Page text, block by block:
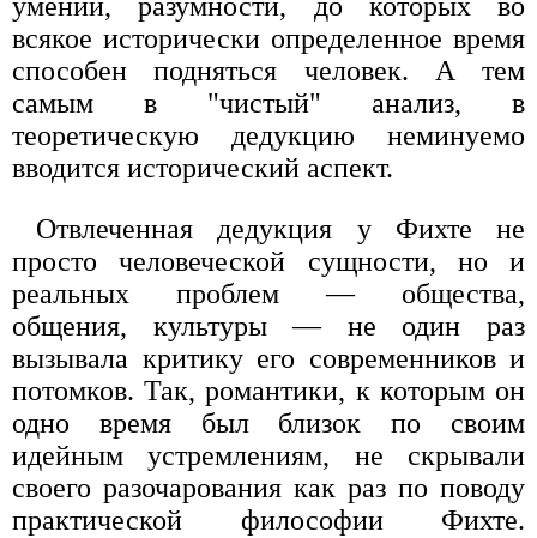
всякое исторически определенное время
способен подняться человек. А тем
самым в "чистый" анализ, в
теоретическую дедукцию неминуемо
вводится исторический аспект.
Отвлеченная дедукция у Фихте не
просто человеческой сущности, но и
реальных проблем — общества,
общения, культуры — не один раз
вызывала критику его современников и
потомков. Так, романтики, к которым он
одно время был близок по своим
идейным устремлениям, не скрывали
своего разочарования как раз по поводу
практической философии Фихте.